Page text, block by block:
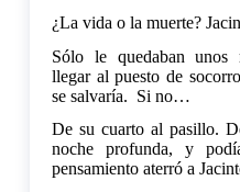
¿La vida o la muerte?
Sólo le quedaban unos
llegar al puesto de
se salvaría. Si no…
De su cuarto al pasillo.
noche profunda, y
pensamiento aterró a